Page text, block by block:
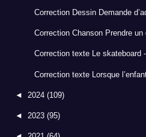
Correction Dessin Demande
Correction Chanson Prendre
Correction texte Le skateboard
Correction texte Lorsque
◄ 2024 (109)
◄ 2023 (95)